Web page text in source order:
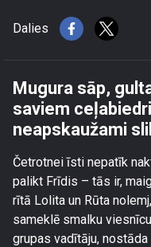
Dalies
Mugura sāp,
saviem
neapskaužami
Četrotnei īsti nepatīk
palikt Frīdis – tās ir,
rītā Lolita un Rūta
sameklē smalku
grupas vadītāju,